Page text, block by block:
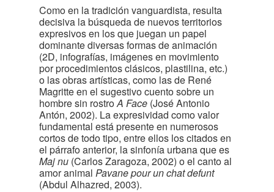
Como en la tradición vanguardista, resulta
decisiva la búsqueda de nuevos territorios
expresivos en los que juegan un papel
dominante diversas formas de animación
(2D, infografías, imágenes en movimiento
por procedimientos clásicos, plastilina, etc.)
o las obras artísticas, como las de René
Magritte en el sugestivo cuento sobre un
hombre sin rostroA Face (José Antonio
Antón, 2002). La expresividad como valor
fundamental está presente en numerosos
cortos de todo tipo, entre ellos los citados en
el párrafo anterior, la sinfonía urbana que es
Maj nu (Carlos Zaragoza, 2002) o el canto al
amor animal Pavane pour un chat defunt
(Abdul Alhazred, 2003).